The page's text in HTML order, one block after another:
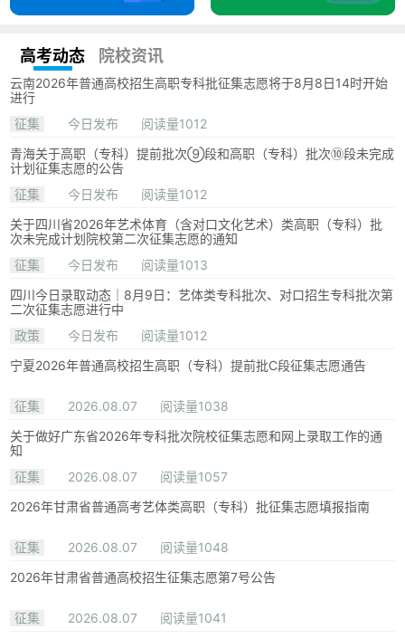
高考动态 院校资讯
云南2026年普通高校招生高职专科批征集志愿将于8月8日14时开始
进行
征集
今日发布
阅读量1012
青海关于高职（专科）提前批次⑨段和高职（专科）批次⑩段未完成
计划征集志愿的公告
征集
今日发布
阅读量1012
关于四川省2026年艺术体育（含对口文化艺术）类高职（专科）批
次未完成计划院校第二次征集志愿的通知
征集
今日发布
阅读量1013
四川今日录取动态｜8月9日：艺体类专科批次、对口招生专科批次第
二次征集志愿进行中
政策
今日发布
阅读量1012
宁夏2026年普通高校招生高职（专科）提前批C段征集志愿通告
征集 2026.08.07
阅读量1038
关于做好广东省2026年专科批次院校征集志愿和网上录取工作的通
知
征集
2026.08.07
阅读量1057
2026年甘肃省普通高考艺体类高职（专科）批征集志愿填报指南
征集 2026.08.07
阅读量1048
2026年甘肃省普通高校招生征集志愿第7号公告
征集 2026.08.07
阅读量1041